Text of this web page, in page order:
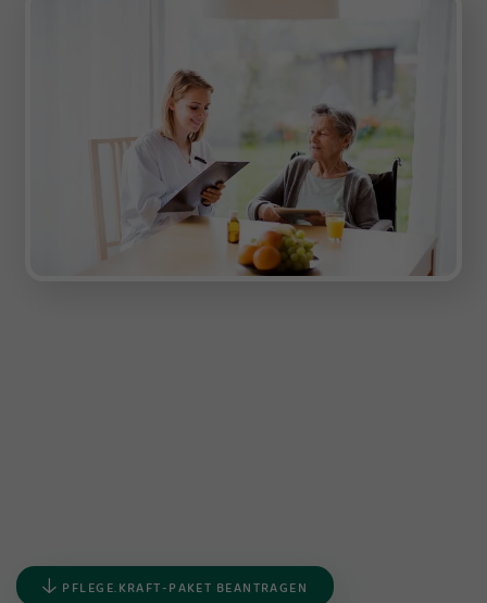
PFLEGE.KRAFT-PAKET BEANTRAGEN